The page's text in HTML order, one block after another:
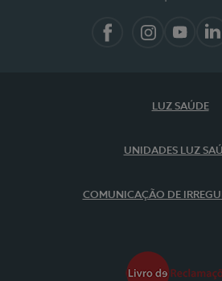
LUZ SAÚDE
UNIDADES LUZ
COMUNICAÇÃO DE